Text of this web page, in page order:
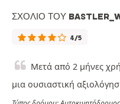
ΣΧΌΛΙΟ ΤΟΥ
4/5
Μετά από 2 μήνες
μια ουσιαστική